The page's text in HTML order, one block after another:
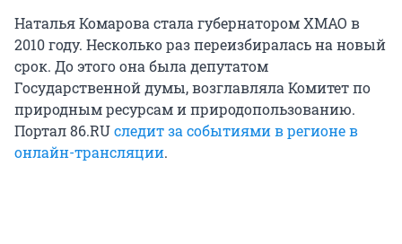
Наталья Комарова стала губернатором ХМАО в
2010 году. Несколько раз переизбиралась на новый
срок. До этого она была депутатом
Государственной думы, возглавляла Комитет по
природным ресурсам и природопользованию.
Портал 86.RUследит за событиями в регионе в
онлайн-трансляции.